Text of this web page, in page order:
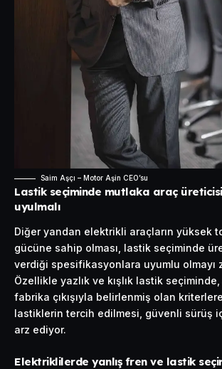
Saim Aşçı – Motor Aşin CEO’su
Lastik seçiminde mutlaka araç
uyulmalı
Diğer yandan elektrikli araçların yüksek
gücüne sahip olması, lastik seçiminde
verdiği spesifikasyonlara uyumlu olmayı
Özellikle yazlık ve kışlık lastik seçiminde,
fabrika çıkışıyla belirlenmiş olan
lastiklerin tercih edilmesi, güvenli sürüş
arz ediyor.
Elektriklilerde yanlış fren ve lastik